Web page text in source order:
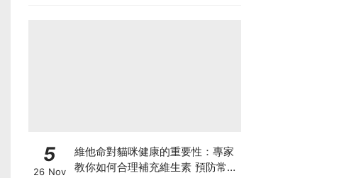
5
26 Nov
維他命對貓咪健康的重要性：專家
教你如何合理補充維生素 預防常見